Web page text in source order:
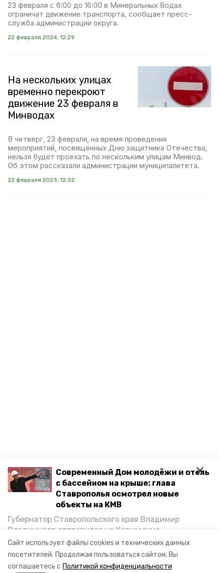
Сайт использует файлы cookies и технических данных
посетителей. Продолжая пользоваться сайтом, Вы
соглашаетесь с Политикой конфиденциальности
Современный Дом молодёжи и отель
с бассейном на крыше: глава
Ставрополья осмотрел новые
объекты на КМВ
Губернатор Ставропольского края Владимир
Владимиров отправился на Кавказские
Минеральные Воды, чтобы проинспектировать
строительство объектов в Кисловодске и
Минводах, а также выслушать предложения о
23 февраля с 6:00 до 16:00 в Минеральных Водах
ограничат движение транспорта, сообщает пресс-
служба администрации округа.
22 февраля 2024, 12:29
На нескольких улицах
временно перекроют
движение 23 февраля в
Минводах
В четверг, 23 февраля, на время проведения
мероприятий, посвящённых Дню защитника Отечества,
нельзя будет проехать по нескольким улицам Минвод.
Об этом рассказали администрации муниципалитета.
22 февраля 2023, 12:52